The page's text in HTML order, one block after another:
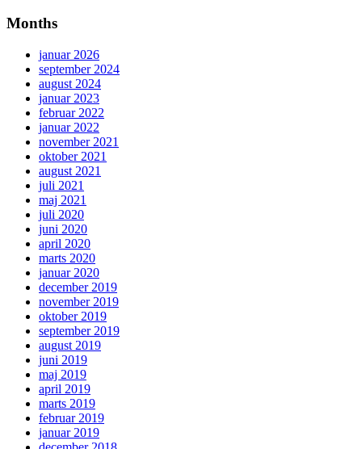
Months
januar 2026
september 2024
august 2024
januar 2023
februar 2022
januar 2022
november 2021
oktober 2021
august 2021
juli 2021
maj 2021
juli 2020
juni 2020
april 2020
marts 2020
januar 2020
december 2019
november 2019
oktober 2019
september 2019
august 2019
juni 2019
maj 2019
april 2019
marts 2019
februar 2019
januar 2019